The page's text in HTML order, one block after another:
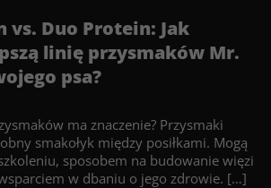
vs. Duo Protein: Jak
linię przysmaków Mr.
psa?
ma znaczenie? Przysmaki
smakołyk między posiłkami. Mogą
sposobem na budowanie więzi
w dbaniu o jego zdrowie. […]